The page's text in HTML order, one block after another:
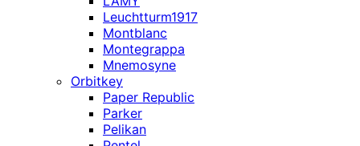
Leuchtturm1917
Montblanc
Montegrappa
Mnemosyne
Orbitkey
Paper Republic
Parker
Pelikan